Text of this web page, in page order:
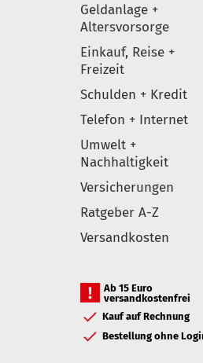
Geldanlage +
Altersvorsorge
Einkauf, Reise +
Freizeit
Schulden + Kredit
Telefon + Internet
Umwelt +
Nachhaltigkeit
Versicherungen
Ratgeber A-Z
Versandkosten
Ab 15 Euro
versandkostenfrei
Kauf auf Rechnung
Bestellung ohne